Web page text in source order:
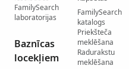
FamilySearch
laboratorijas
Baznīcas
locekļiem
FamilySearch
katalogs
Priekšteča
meklēšana
Radurakstu
meklēšana